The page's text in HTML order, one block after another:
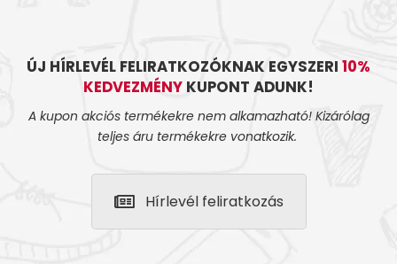
ÚJ HÍRLEVÉL FELIRATKOZÓKNAK EGYSZERI 10%
KEDVEZMÉNY KUPONT ADUNK!
A kupon akciós termékekre nem alkamazható! Kizárólag
teljes áru termékekre vonatkozik.
Hírlevél feliratkozás